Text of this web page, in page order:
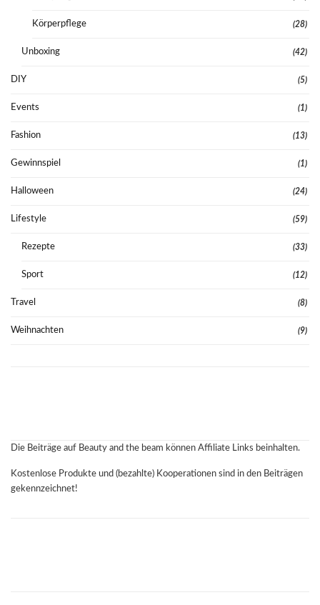
Körperpflege (28)
Unboxing (42)
DIY (5)
Events (1)
Fashion (13)
Gewinnspiel (1)
Halloween (24)
Lifestyle (59)
Rezepte (33)
Sport (12)
Travel (8)
Weihnachten (9)
Die Beiträge auf Beauty and the beam können Affiliate Links beinhalten.
Kostenlose Produkte und (bezahlte) Kooperationen sind in den Beiträgen
gekennzeichnet!